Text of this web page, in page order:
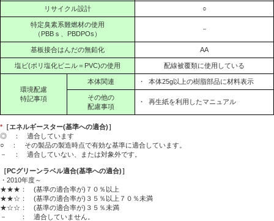
リサイクル設計 ○
特定臭素系難燃材の使用
（PBBｓ、PBDPOs）
－
基板接合はんだの無鉛化 AA
塩ビ(ポリ塩化ビニル＝PVC)の使用 配線被覆類に使用している
環境配慮
特記事項
本体関連 ・ 本体25g以上の樹脂部品に材料表示
その他の
配慮事項
・ 再生紙を利用したマニュアル
* ［エネルギースター(基準への適合)］
◎ ： 適合しています
○ ： その製品の製造時点で有効な基準に適合しています。
－ ： 適合していない、または対象外です。
［PCグリーンラベル適合(基準への適合)］
・2010年度～
★★★： (基準の適合率が)７０％以上
★★☆： (基準の適合率が)３５％以上７０％未満
★☆☆： (基準の適合率が)３５％未満
－ ： 適合していません。